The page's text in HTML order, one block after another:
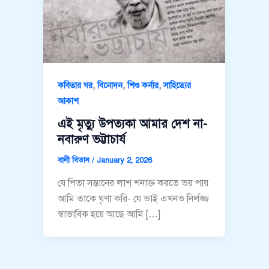
কবিতার ঘর,বিনোদন,শিশু কর্নার,সাহিত্যের
আকাশ
এই মৃত্যু উপত্যকা আমার দেশ না-
নবারুণ ভট্টাচার্য
বানী বিতান/January 2, 2026
যে পিতা সন্তানের লাশ শনাক্ত করতে ভয় পায়
আমি তাকে ঘৃণা করি- যে ভাই এখনও নির্লজ্জ
স্বাভাবিক হয়ে আছে আমি […]